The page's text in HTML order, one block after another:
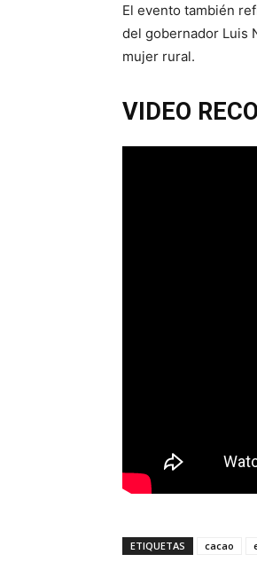
El evento también
del gobernador Luis
mujer rural.
VIDEO
ETIQUETAS cacao